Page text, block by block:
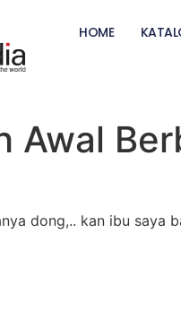
HOME
Awal
dong,.. kan ibu saya